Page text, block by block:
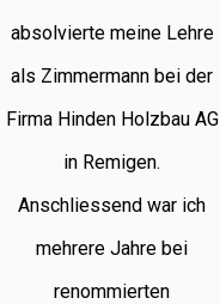
absolvierte meine Lehre
als Zimmermann bei der
Firma Hinden Holzbau AG
in Remigen.
Anschliessend war ich
mehrere Jahre bei
renommierten